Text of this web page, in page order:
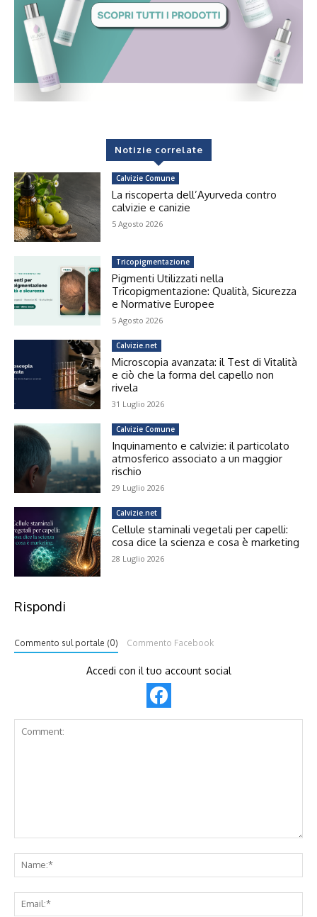
Notizie correlate
Calvizie Comune
La riscoperta dell’Ayurveda contro
calvizie e canizie
5 Agosto 2026
Tricopigmentazione
Pigmenti Utilizzati nella
Tricopigmentazione: Qualità, Sicurezza
e Normative Europee
5 Agosto 2026
Calvizie.net
Microscopia avanzata: il Test di Vitalità
e ciò che la forma del capello non
rivela
31 Luglio 2026
Calvizie Comune
Inquinamento e calvizie: il particolato
atmosferico associato a un maggior
rischio
29 Luglio 2026
Calvizie.net
Cellule staminali vegetali per capelli:
cosa dice la scienza e cosa è marketing
28 Luglio 2026
Rispondi
Commento sul portale (0) Commento Facebook
Accedi con il tuo account social